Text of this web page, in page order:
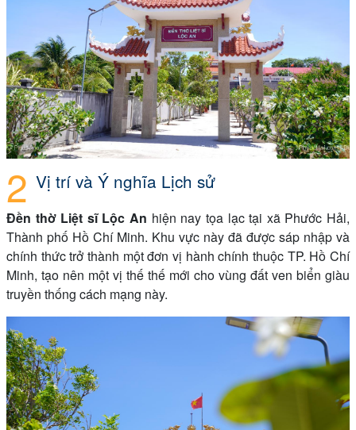
Vị trí và Ý nghĩa Lịch sử
Đền thờ Liệt sĩ Lộc An hiện nay tọa lạc tại xã Phước Hải,
Thành phố Hồ Chí Minh. Khu vực này đã được sáp nhập và
chính thức trở thành một đơn vị hành chính thuộc TP. Hồ Chí
Minh, tạo nên một vị thế thế mới cho vùng đất ven biển giàu
truyền thống cách mạng này.